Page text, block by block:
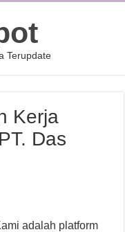
Terupdate
Kerja
Das
adalah platform